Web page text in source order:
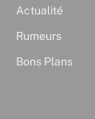
Actualité
Rumeurs
Bons Plans